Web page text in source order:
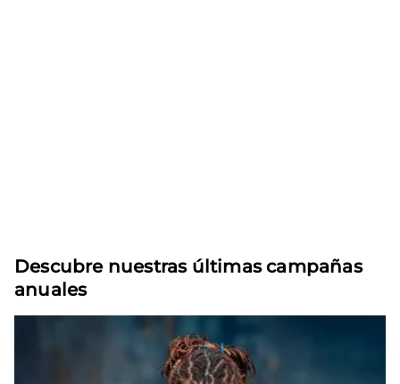
Descubre nuestras últimas campañas
anuales